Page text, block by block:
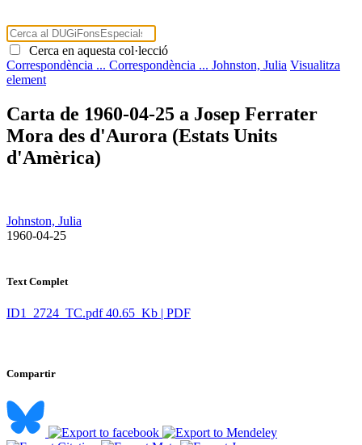
Cerca en aquesta col·lecció
Correspondència ... Correspondència ... Johnston, Julia Visualitza
element
Carta de 1960-04-25 a Josep Ferrater
Mora des d'Aurora (Estats Units
d'Amèrica)
Johnston, Julia
​ 1960-04-25
Text Complet
ID1_2724_TC.pdf 40.65 Kb | PDF
Compartir